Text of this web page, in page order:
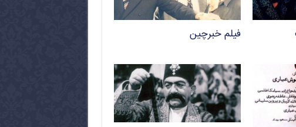
فیلم خبرچین